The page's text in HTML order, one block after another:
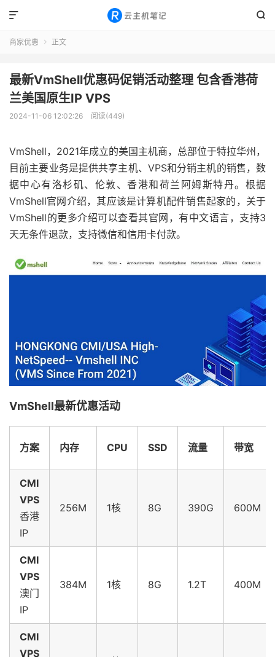


商家优惠  正文
最新VmShell优惠码促销活动整理 包含香港荷
兰美国原生IP VPS
2024-11-06 12:02:26 阅读(449)
VmShell，2021年成立的美国主机商，总部位于特拉华州，
目前主要业务是提供共享主机、VPS和分销主机的销售，数
据中心有洛杉矶、伦敦、香港和荷兰阿姆斯特丹。根据
VmShell官网介绍，其应该是计算机配件销售起家的，关于
VmShell的更多介绍可以查看其官网，有中文语言，支持3
天无条件退款，支持微信和信用卡付款。
VmShell最新优惠活动
方案 内存 CPU SSD 流量 带宽
CMI
VPS
香港
IP
256M 1核 8G 390G 600M
CMI
VPS
澳门
IP
384M 1核 8G 1.2T 400M
CMI
VPS